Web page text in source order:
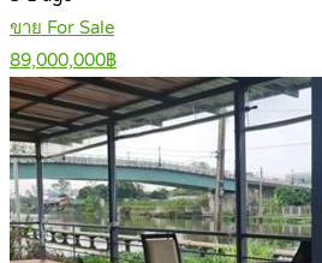
ขาย For Sale
89,000,000฿